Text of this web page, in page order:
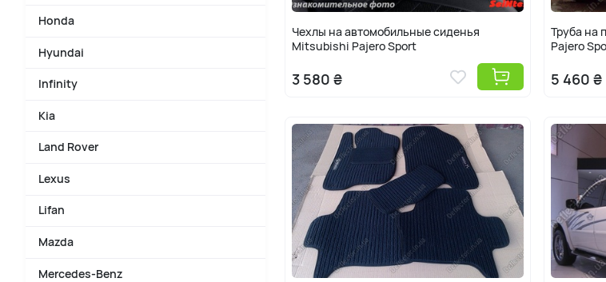
Honda
Hyundai
Infinity
Kia
Land Rover
Lexus
Lifan
Mazda
Mercedes-Benz
митсубиши паджеро
Чехлы на автомобильные сиденья
Mitsubishi Pajero Sport
3 580 ₴
Труба на
Pajero
5 460 ₴